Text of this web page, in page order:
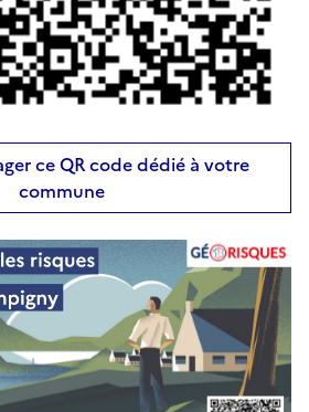
ce QR code dédié à votre
commune